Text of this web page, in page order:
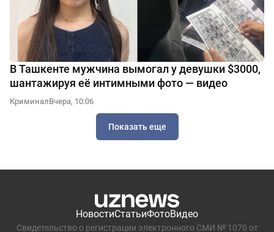
В Ташкенте мужчина вымогал у девушки $3000,
шантажируя её интимными фото — видео
КриминалВчера, 10:06
Показать еще
НовостиСтатьиФотоВидео
Свидетельство о регистрации электронного СМИ № 1070 от